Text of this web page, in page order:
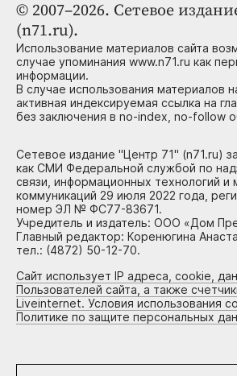
© 2007–2026. Сетевое
(n71.ru).
Использование материалов сайта
случае упоминания www.n71.ru как
информации.
В случае использования материалов
активная индексируемая ссылка на
без заключения в no-index, no-follow
Сетевое издание "Центр 71" (n71.ru)
как СМИ Федеральной службой по
связи, информационных технологий и
коммуникаций 29 июля 2022 года,
номер ЭЛ № ФС77-83671.
Учредитель и издатель: ООО «Дом
Главный редактор: Коренюгина
тел.: (4872) 50-12-70.
Сайт использует IP адреса, cookie,
Пользователей сайта, а также
Liveinternet. Условия использования
Политике по защите персональных